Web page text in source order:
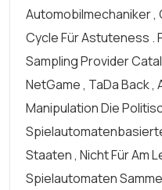
Automobilmechaniker ,
Cycle Für Astuteness .
Sampling Provider
NetGame , TaDa Back
Manipulation Die
Staaten , Nicht Für Am
Spielautomaten